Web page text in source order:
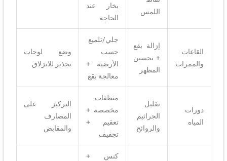
اللمس
بخار عند
الحاجة
القاعات
والممرات
إزالة بقع
+ تحسين
المظهر
جلي/تلميع
حسب
الأرضية +
معالجة بقع
وضع لوحات
تحذير للانزلاق
دورات
المياه
تقليل
الجراثيم
والروائح
منظفات
مخصصة +
تعقيم +
تجفيف
التركيز على
المصارف
والمقابض
كنس +